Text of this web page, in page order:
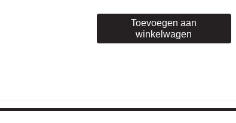
Toevoegen aan
winkelwagen